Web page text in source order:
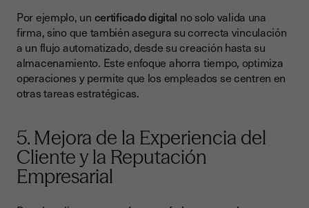
Por ejemplo, un certificado digital no solo valida una
firma, sino que también asegura su correcta vinculación
a un flujo automatizado, desde su creación hasta su
almacenamiento. Este enfoque ahorra tiempo, optimiza
operaciones y permite que los empleados se centren en
otras tareas estratégicas.
5. Mejora de la Experiencia del
Cliente y la Reputación
Empresarial